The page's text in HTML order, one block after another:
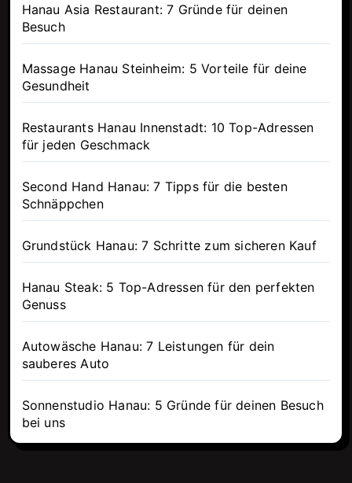
Hanau Asia Restaurant: 7 Gründe für deinen
Besuch
Massage Hanau Steinheim: 5 Vorteile für deine
Gesundheit
Restaurants Hanau Innenstadt: 10 Top-Adressen
für jeden Geschmack
Second Hand Hanau: 7 Tipps für die besten
Schnäppchen
Grundstück Hanau: 7 Schritte zum sicheren Kauf
Hanau Steak: 5 Top-Adressen für den perfekten
Genuss
Autowäsche Hanau: 7 Leistungen für dein
sauberes Auto
Sonnenstudio Hanau: 5 Gründe für deinen Besuch
bei uns